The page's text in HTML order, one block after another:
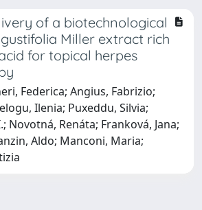
of a biotechnological
Miller extract rich
for topical herpes
Federica; Angius, Fabrizio;
Ilenia; Puxeddu, Silvia;
Novotná, Renáta; Franková, Jana;
Aldo; Manconi, Maria;